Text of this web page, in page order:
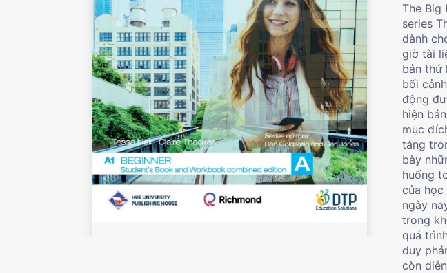
The Big
series
dành
giờ tài
bản thứ
bối
động
hiện
mục
tảng
bày
huống
của
ngày
trong
quá
duy
còn